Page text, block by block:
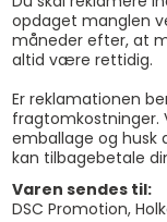
opdaget manglen
måneder efter, at
altid være rettidig.
Er reklamationen
fragtomkostninger.
emballage og husk
kan tilbagebetale
Varen sendes til:
DSC Promotion,